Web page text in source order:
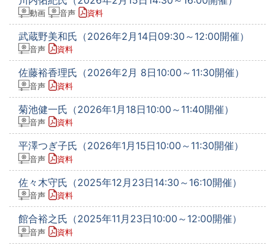
動画 音声 資料
武蔵野美和氏（2026年2月14日09:30～12:00開催）
音声 資料
佐藤裕香理氏（2026年2月 8日10:00～11:30開催）
音声 資料
菊池健一氏（2026年1月18日10:00～11:40開催）
音声 資料
平澤つぎ子氏（2026年1月15日10:00～11:30開催）
音声 資料
佐々木守氏（2025年12月23日14:30～16:10開催）
音声 資料
館合裕之氏（2025年11月23日10:00～12:00開催）
音声 資料